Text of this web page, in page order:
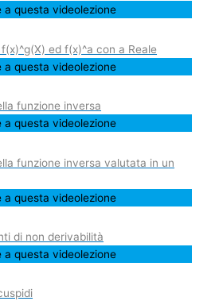
a questa videolezione
ed f(x)^a con a Reale
a questa videolezione
funzione inversa
a questa videolezione
funzione inversa valutata in un
a questa videolezione
di non derivabilità
a questa videolezione